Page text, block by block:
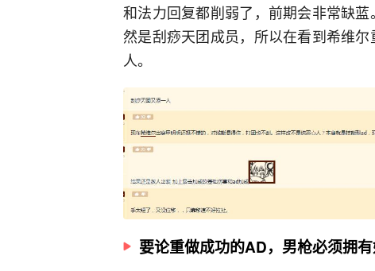
和法力回复都削弱了，前期会非常缺
然是刮痧天团成员，所以在看到希维
人。
要论重做成功的AD，男枪必须拥